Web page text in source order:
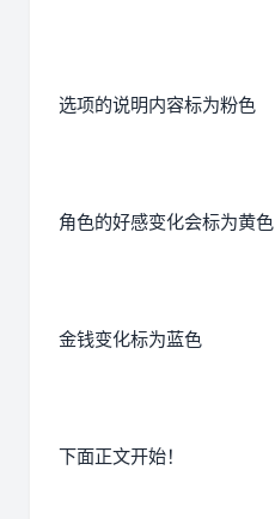
选项的说明内容标为粉色
角色的好感变化会标为黄色
金钱变化标为蓝色
下面正文开始！